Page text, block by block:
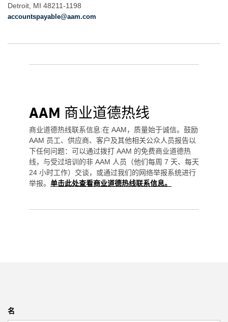
Detroit, MI 48211-1198
accountspayable@aam.com
AAM 商业道德热线
商业道德热线联系信息:在 AAM，质量始于诚信。鼓励
AAM 员工、供应商、客户及其他相关公众人员报告以
下任何问题：可以通过拨打 AAM 的免费商业道德热
线，与受过培训的非 AAM 人员（他们每周 7 天、每天
24 小时工作）交谈，或通过我们的网络举报系统进行
举报。 单击此处查看商业道德热线联系信息。
名